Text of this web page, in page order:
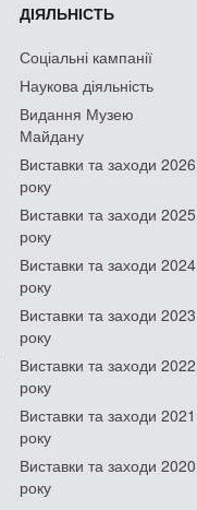
ДІЯЛЬНІСТЬ
Соціальні кампанії
Наукова діяльність
Видання Музею
Майдану
Виставки та заходи 2026
року
Виставки та заходи 2025
року
Виставки та заходи 2024
року
Виставки та заходи 2023
року
Виставки та заходи 2022
року
Виставки та заходи 2021
року
Виставки та заходи 2020
року